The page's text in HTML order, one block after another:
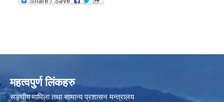
महत्वपुर्ण लिंकहरु
सङ्घीय मामिला तथा सामान्य प्रशासन मन्त्रालय